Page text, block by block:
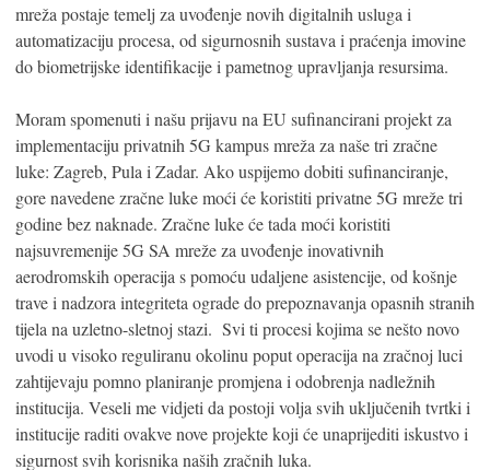
mreža postaje temelj za uvođenje novih digitalnih usluga i
automatizaciju procesa, od sigurnosnih sustava i praćenja imovine
do biometrijske identifikacije i pametnog upravljanja resursima.
Moram spomenuti i našu prijavu na EU sufinancirani projekt za
implementaciju privatnih 5G kampus mreža za naše tri zračne
luke: Zagreb, Pula i Zadar. Ako uspijemo dobiti sufinanciranje,
gore navedene zračne luke moći će koristiti privatne 5G mreže tri
godine bez naknade. Zračne luke će tada moći koristiti
najsuvremenije 5G SA mreže za uvođenje inovativnih
aerodromskih operacija s pomoću udaljene asistencije, od košnje
trave i nadzora integriteta ograde do prepoznavanja opasnih stranih
tijela na uzletno-sletnoj stazi. Svi ti procesi kojima se nešto novo
uvodi u visoko reguliranu okolinu poput operacija na zračnoj luci
zahtijevaju pomno planiranje promjena i odobrenja nadležnih
institucija. Veseli me vidjeti da postoji volja svih uključenih tvrtki i
institucije raditi ovakve nove projekte koji će unaprijediti iskustvo i
sigurnost svih korisnika naših zračnih luka.